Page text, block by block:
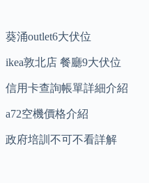
葵涌outlet6大伏位
ikea敦北店 餐廳9大伏位
信用卡查詢帳單詳細介紹
a72空機價格介紹
政府培訓不可不看詳解